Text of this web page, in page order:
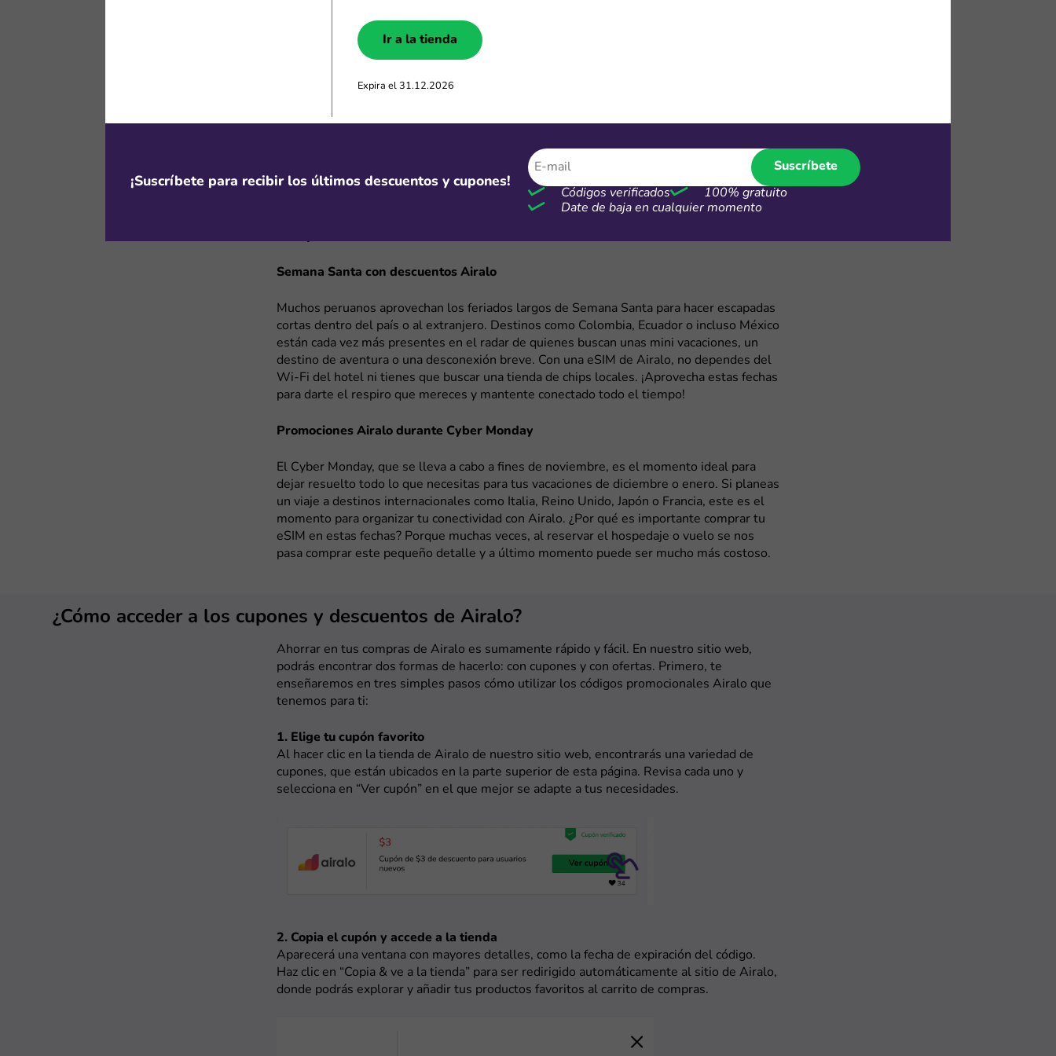
planes regionales, como los de América del Norte o Europa, también son muy útiles si
vas a visitar varios países. Por ejemplo, si tu viaje combina Brasil, Argentina y Costa Rica,
puedes comprar una sola eSIM que funcione en los tres países. Así evitas cambiar SIMs
En octubre, Airalo lanza sus eSIM Days, una campaña propia con increíbles precios. Para
quienes tienen viajes programados hacia Asia o África, los eSIM Days son una excelente
oportunidad para comprar esas pequeñas cosas que faltan. Si vas a un evento deportivo,
un festival cultural o una conferencia en el extranjero, tener conexión desde el primer
Semana Santa con descuentos Airalo
Muchos peruanos aprovechan los feriados largos de Semana Santa para hacer escapadas
cortas dentro del país o al extranjero. Destinos como Colombia, Ecuador o incluso México
están cada vez más presentes en el radar de quienes buscan unas mini vacaciones, un
destino de aventura o una desconexión breve. Con una eSIM de Airalo, no dependes del
Wi-Fi del hotel ni tienes que buscar una tienda de chips locales. ¡Aprovecha estas fechas
para darte el respiro que mereces y mantente conectado todo el tiempo!
Promociones Airalo durante Cyber Monday
El Cyber Monday, que se lleva a cabo a fines de noviembre, es el momento ideal para
dejar resuelto todo lo que necesitas para tus vacaciones de diciembre o enero. Si planeas
un viaje a destinos internacionales como Italia, Reino Unido, Japón o Francia, este es el
momento para organizar tu conectividad con Airalo. ¿Por qué es importante comprar tu
eSIM en estas fechas? Porque muchas veces, al reservar el hospedaje o vuelo se nos
pasa comprar este pequeño detalle y a último momento puede ser mucho más costoso.
¿Cómo acceder a los cupones y descuentos de Airalo?
Ahorrar en tus compras de Airalo es sumamente rápido y fácil. En nuestro sitio web,
podrás encontrar dos formas de hacerlo: con cupones y con ofertas. Primero, te
enseñaremos en tres simples pasos cómo utilizar los códigos promocionales Airalo que
tenemos para ti:
1. Elige tu cupón favorito
Al hacer clic en la tienda de Airalo de nuestro sitio web, encontrarás una variedad de
cupones, que están ubicados en la parte superior de esta página. Revisa cada uno y
selecciona en “Ver cupón” en el que mejor se adapte a tus necesidades.
2. Copia el cupón y accede a la tienda
Aparecerá una ventana con mayores detalles, como la fecha de expiración del código.
Haz clic en “Copia & ve a la tienda” para ser redirigido automáticamente al sitio de Airalo,
donde podrás explorar y añadir tus productos favoritos al carrito de compras.
Ir a la tienda
Expira el 31.12.2026
¡Suscríbete para recibir los últimos descuentos y cupones!
Suscríbete
Códigos verificados
100% gratuito
Date de baja en cualquier momento